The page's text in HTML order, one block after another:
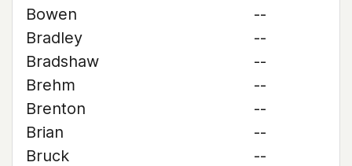
Bowen
--
Bradley
--
Bradshaw
--
Brehm
--
Brenton
--
Brian
--
Bruck
--